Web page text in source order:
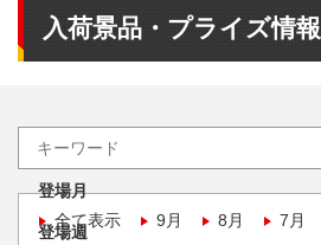
入荷景品・プライズ情報
登場月
全て表示
9月 8月 7月
登場週